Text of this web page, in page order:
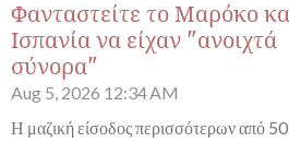
Φανταστείτε το Μαρόκο
Ισπανία να είχαν "ανοιχτά
σύνορα"
Aug 5, 2026 12:34 AM
Η μαζική είσοδος περισσότερων από